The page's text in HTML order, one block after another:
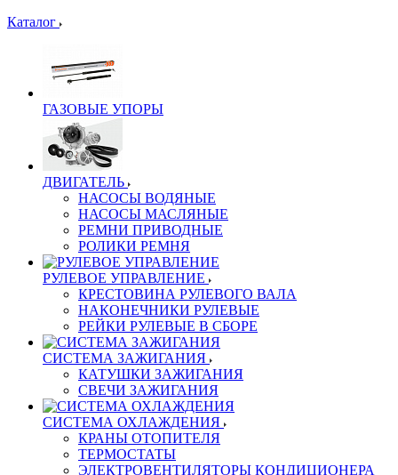
Каталог
ГАЗОВЫЕ УПОРЫ
ДВИГАТЕЛЬ
НАСОСЫ ВОДЯНЫЕ
НАСОСЫ МАСЛЯНЫЕ
РЕМНИ ПРИВОДНЫЕ
РОЛИКИ РЕМНЯ
РУЛЕВОЕ УПРАВЛЕНИЕ
КРЕСТОВИНА РУЛЕВОГО ВАЛА
НАКОНЕЧНИКИ РУЛЕВЫЕ
РЕЙКИ РУЛЕВЫЕ В СБОРЕ
СИСТЕМА ЗАЖИГАНИЯ
КАТУШКИ ЗАЖИГАНИЯ
СВЕЧИ ЗАЖИГАНИЯ
СИСТЕМА ОХЛАЖДЕНИЯ
КРАНЫ ОТОПИТЕЛЯ
ТЕРМОСТАТЫ
ЭЛЕКТРОВЕНТИЛЯТОРЫ КОНДИЦИОНЕРА